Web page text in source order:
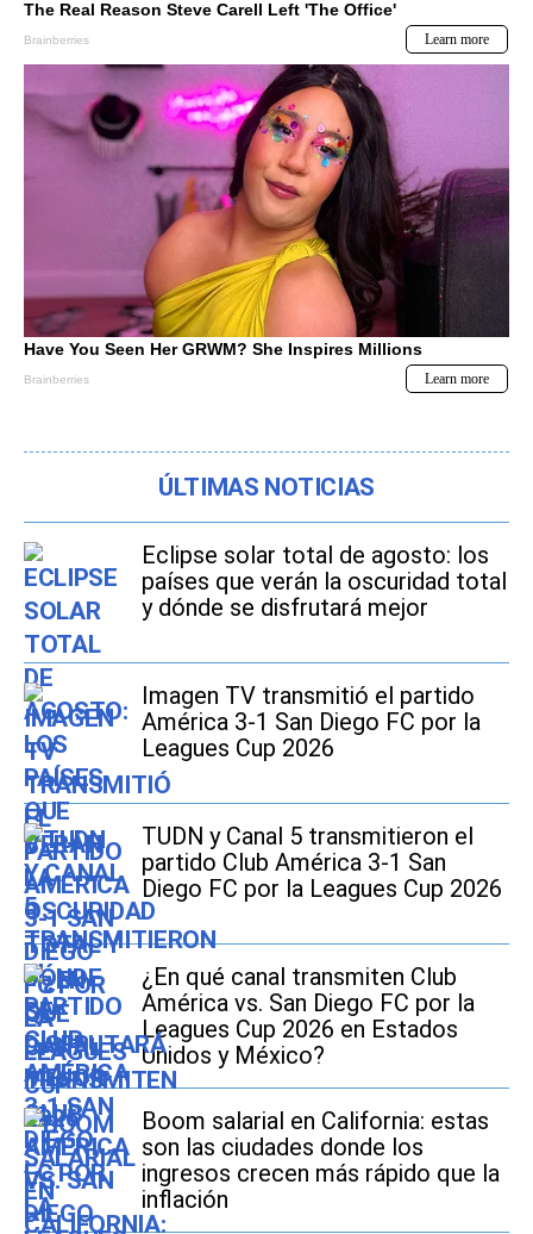
ÚLTIMAS NOTICIAS
Eclipse solar total de agosto: los
países que verán la oscuridad total
y dónde se disfrutará mejor
Imagen TV transmitió el partido
América 3-1 San Diego FC por la
Leagues Cup 2026
TUDN y Canal 5 transmitieron el
partido Club América 3-1 San
Diego FC por la Leagues Cup 2026
¿En qué canal transmiten Club
América vs. San Diego FC por la
Leagues Cup 2026 en Estados
Unidos y México?
Boom salarial en California: estas
son las ciudades donde los
ingresos crecen más rápido que la
inflación